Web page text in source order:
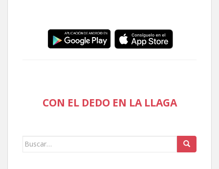
CON EL DEDO EN LA LLAGA
Buscar: